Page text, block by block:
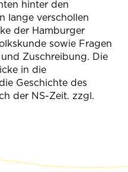
hinter den
lange verschollen
der Hamburger
sowie Fragen
Zuschreibung. Die
in die
Geschichte des
der NS-Zeit. zzgl.